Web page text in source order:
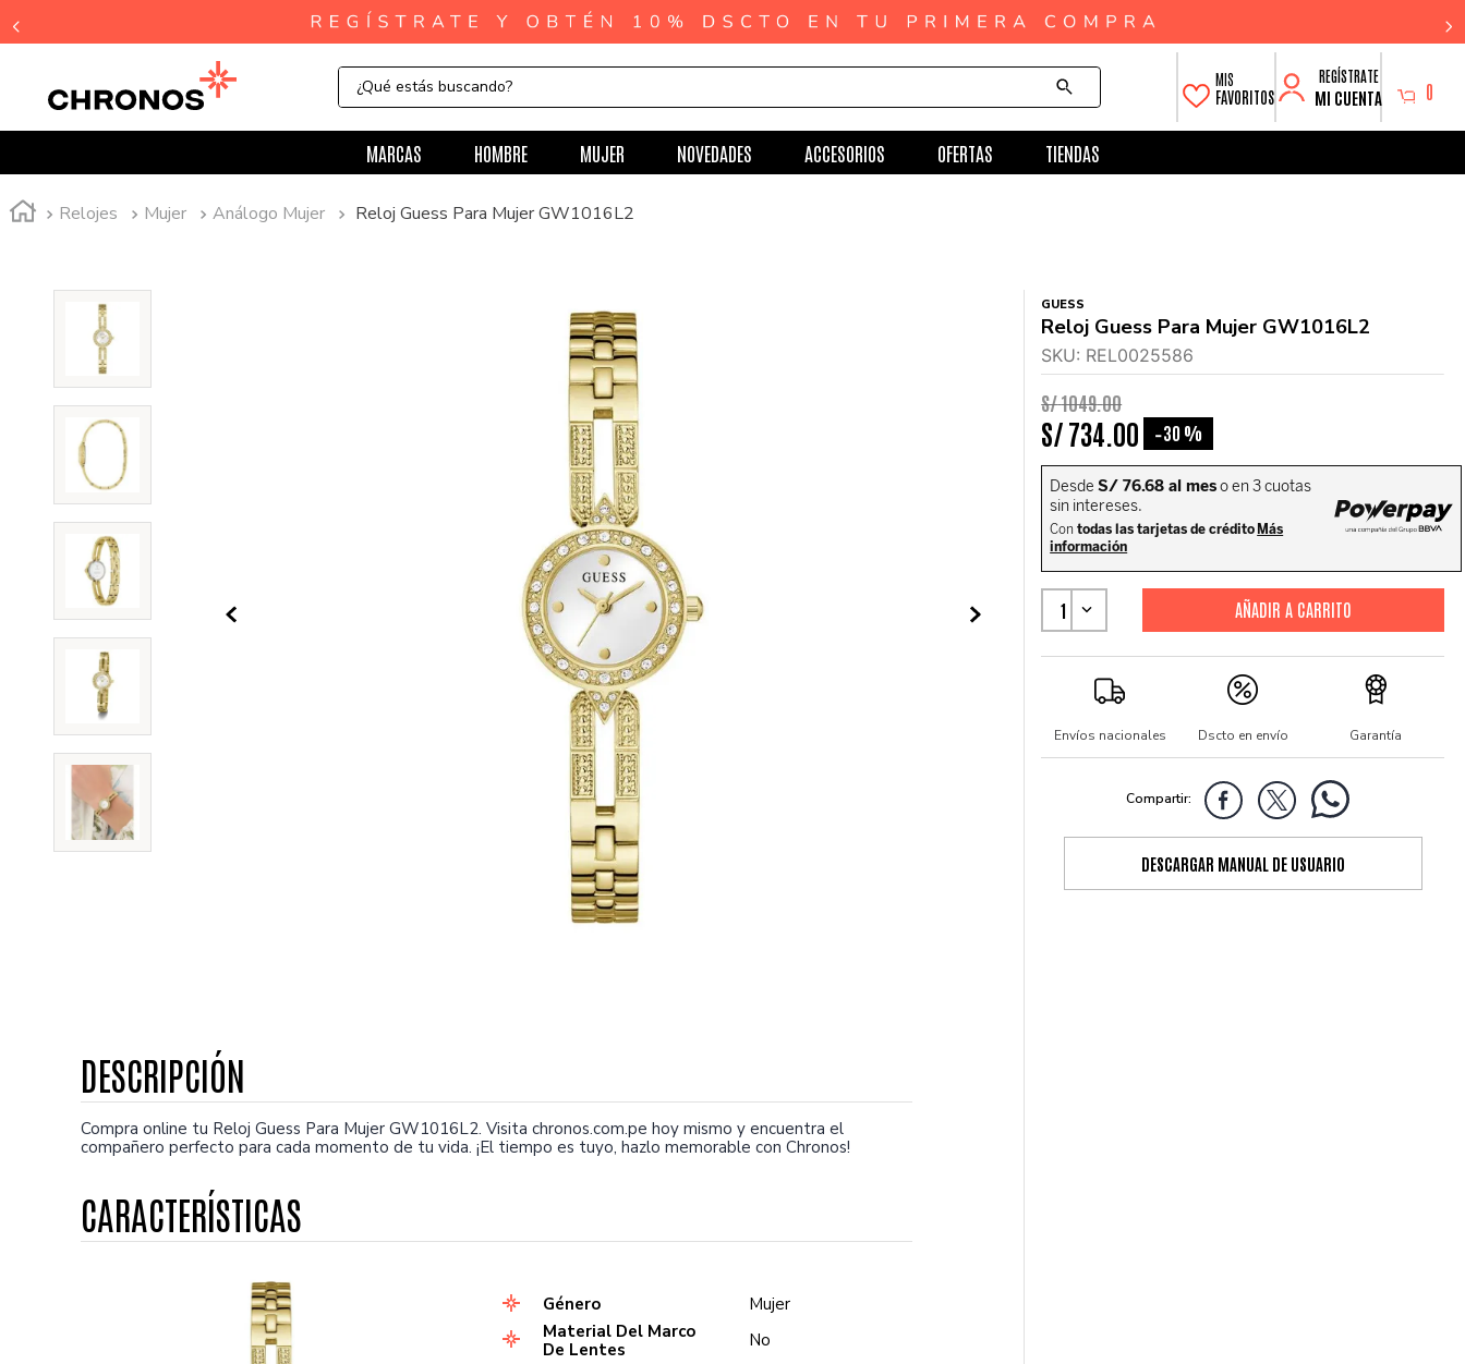
¿Qué estás buscando?
FAVORITOS MI CUENTA 0
MARCAS HOMBRE MUJER NOVEDADES ACCESORIOS OFERTAS TIENDAS
Relojes Mujer Análogo Mujer Reloj Guess Para Mujer GW1016L2
Compra online tu Reloj Guess Para Mujer GW1016L2. Visita chronos.com.pe hoy mismo y encuentra el
compañero perfecto para cada momento de tu vida. ¡El tiempo es tuyo, hazlo memorable con Chronos!
Género
Mujer
Material Del Marco
De Lentes
No
GUESS
Reloj Guess Para Mujer GW1016L2
SKU: REL0025586
S/1049.00
S/734 00 -30 %
1
Envíos nacionales Dscto en envío Garantía
DESCARGAR MANUAL DE USUARIO